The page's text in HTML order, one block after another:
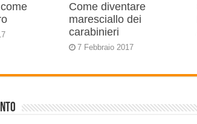
Come diventare
maresciallo dei
carabinieri
7 Febbraio 2017